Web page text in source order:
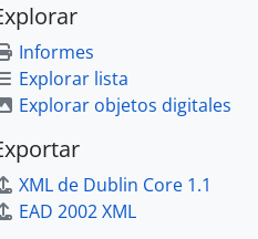
Informes
Explorar lista
Explorar objetos digitales
XML de Dublin Core 1.1
EAD 2002 XML